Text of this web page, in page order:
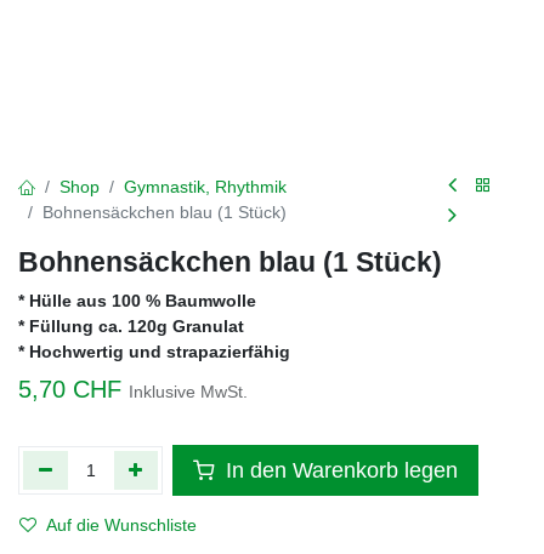
Shop
Gymnastik, Rhythmik
Bohnensäckchen blau (1 Stück)
Bohnensäckchen blau (1 Stück)
* Hülle aus 100 % Baumwolle
* Füllung ca. 120g Granulat
* Hochwertig und strapazierfähig
5,70 CHF Inklusive MwSt.
In den Warenkorb legen
Auf die Wunschliste